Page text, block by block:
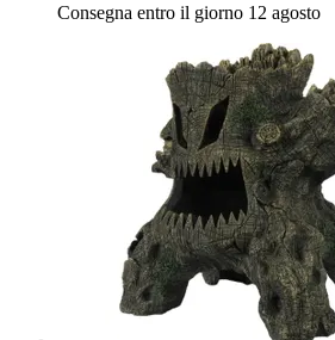
Consegna entro il giorno 12 agosto